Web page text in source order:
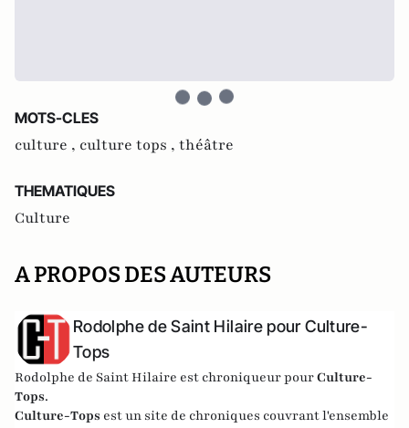
MOTS-CLES
culture , culture tops , théâtre
THEMATIQUES
Culture
A PROPOS DES AUTEURS
Rodolphe de Saint Hilaire pour Culture-
Tops
Rodolphe de Saint Hilaire est chroniqueur pourCulture-
Tops.
Culture-Tops est un site de chroniques couvrant l'ensemble